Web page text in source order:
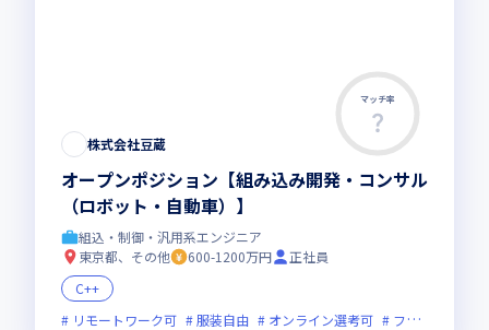
マッチ率
株式会社豆蔵
オープンポジション【組み込み開発・コンサル
（ロボット・自動車）】
組込・制御・汎用系エンジニア
東京都、その他
600-1200万円
正社員
C++
リモートワーク可
服装自由 オンライン選考可 フレックス制度あり